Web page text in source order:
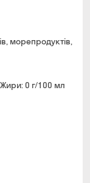
морепродуктів,
Жири: 0 г/100 мл